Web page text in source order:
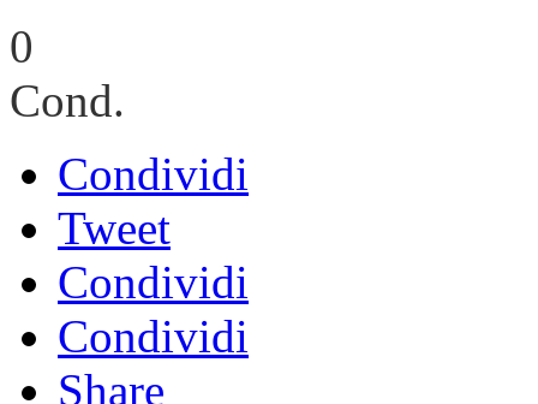
0
Cond.
Condividi
Tweet
Condividi
Condividi
Share